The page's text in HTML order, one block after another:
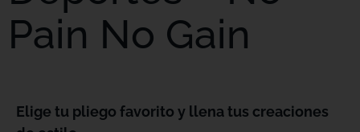
Pain No Gain
Elige tu pliego favorito y llena tus creaciones